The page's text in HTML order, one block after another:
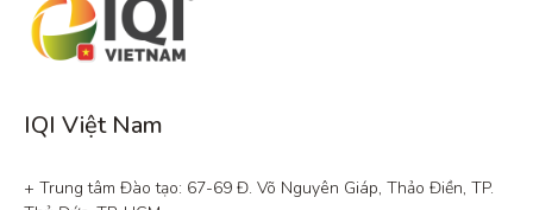
IQI Việt Nam
+ Trung tâm Đào tạo: 67-69 Đ. Võ Nguyên Giáp, Thảo Điền, TP.